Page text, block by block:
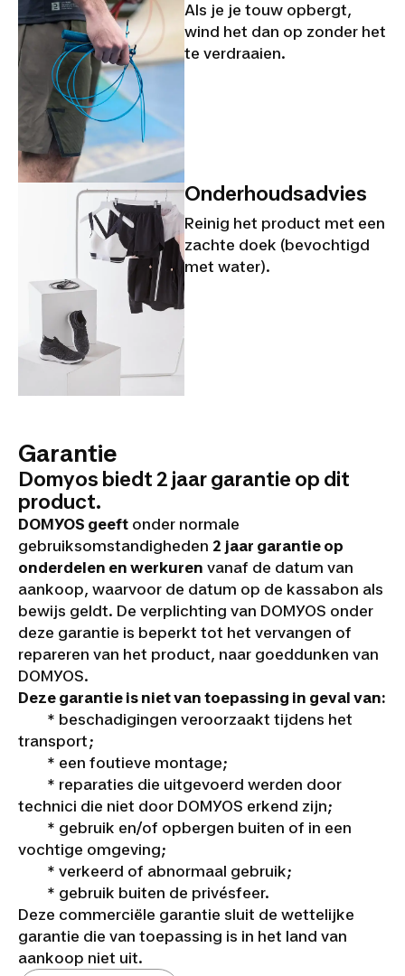
Als je je touw opbergt,
wind het dan op zonder het
te verdraaien.
Onderhoudsadvies
Reinig het product met een
zachte doek (bevochtigd
met water).
Garantie
Domyos biedt 2 jaar garantie op dit
product.
DOMYOS geeft onder normale
gebruiksomstandigheden 2 jaar garantie op
onderdelen en werkuren vanaf de datum van
aankoop, waarvoor de datum op de kassabon als
bewijs geldt. De verplichting van DOMYOS onder
deze garantie is beperkt tot het vervangen of
repareren van het product, naar goeddunken van
DOMYOS.
Deze garantie is niet van toepassing in geval van:
* beschadigingen veroorzaakt tijdens het
transport;
* een foutieve montage;
* reparaties die uitgevoerd werden door
technici die niet door DOMYOS erkend zijn;
* gebruik en/of opbergen buiten of in een
vochtige omgeving;
* verkeerd of abnormaal gebruik;
* gebruik buiten de privésfeer.
Deze commerciële garantie sluit de wettelijke
garantie die van toepassing is in het land van
aankoop niet uit.